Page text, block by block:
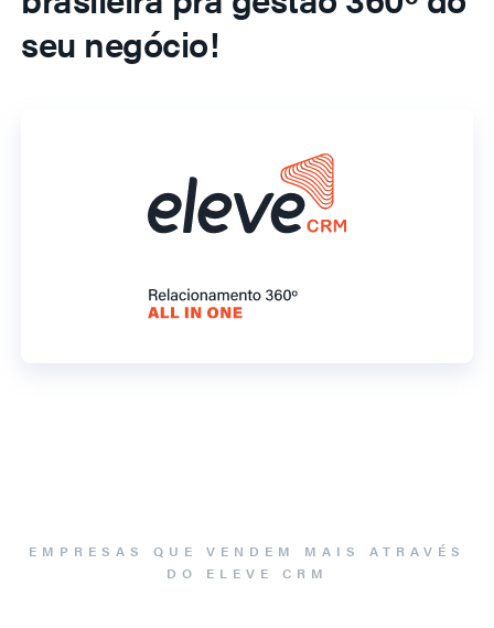
seu negócio!
EMPRESAS QUE VENDEM MAIS ATRAVÉS
DO ELEVE CRM